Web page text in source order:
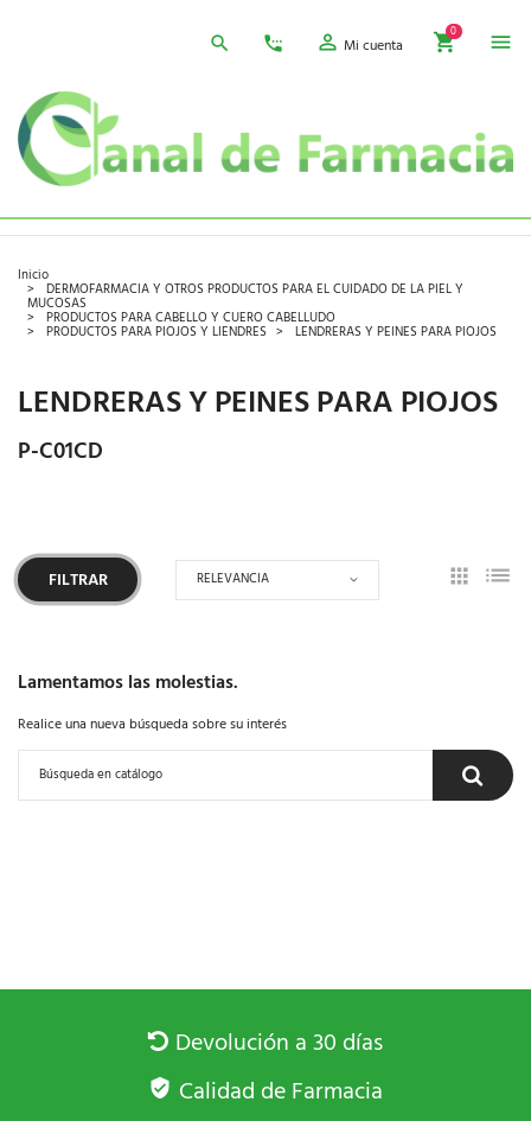
Mi cuenta
0
Inicio
DERMOFARMACIA Y OTROS PRODUCTOS PARA EL CUIDADO DE LA PIEL Y
MUCOSAS
PRODUCTOS PARA CABELLO Y CUERO CABELLUDO
PRODUCTOS PARA PIOJOS Y LIENDRES LENDRERAS Y PEINES PARA PIOJOS
LENDRERAS Y PEINES PARA PIOJOS
P-C01CD
FILTRAR RELEVANCIA
Lamentamos las molestias.
Realice una nueva búsqueda sobre su interés
Devolución a 30 días
Calidad de Farmacia